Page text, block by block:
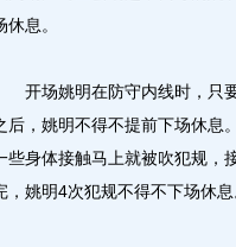
休息。
开场姚明在防守内线时，只要
后，姚明不得不提前下场休息
些身体接触马上就被吹犯规，
，姚明4次犯规不得不下场休息